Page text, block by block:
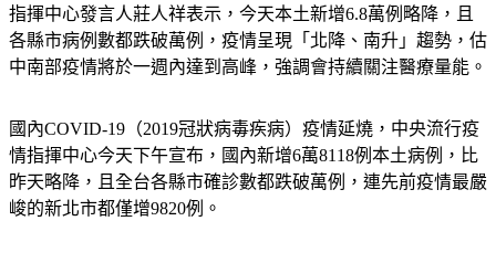
指揮中心發言人莊人祥表示，今天本土新增6.8萬例略降，且
各縣市病例數都跌破萬例，疫情呈現「北降、南升」趨勢，估
中南部疫情將於一週內達到高峰，強調會持續關注醫療量能。
國內COVID-19（2019冠狀病毒疾病）疫情延燒，中央流行疫
情指揮中心今天下午宣布，國內新增6萬8118例本土病例，比
昨天略降，且全台各縣市確診數都跌破萬例，連先前疫情最嚴
峻的新北市都僅增9820例。